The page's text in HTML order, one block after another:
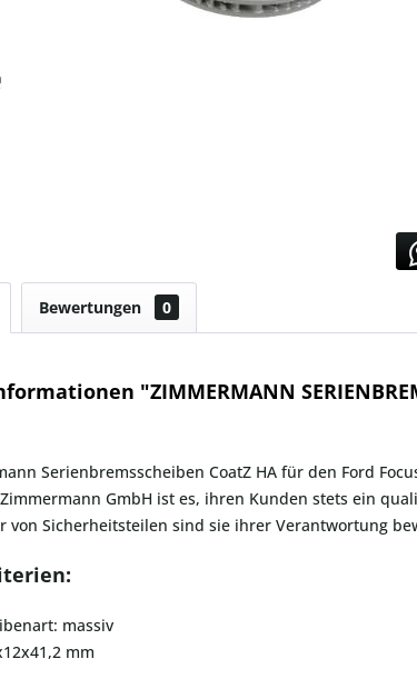
Bewertungen 0
"ZIMMERMANN
Serienbremsscheiben CoatZ HA für den Ford
GmbH ist es, ihren Kunden stets ein
von Sicherheitsteilen sind sie ihrer Verantwortung
massiv
mm